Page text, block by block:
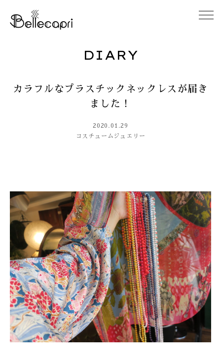
ACCESS
CONTACT
ONLINE SHOP
DIARY
カラフルなプラスチックネックレスが届き
ました！
2020.01.29
コスチュームジュエリー